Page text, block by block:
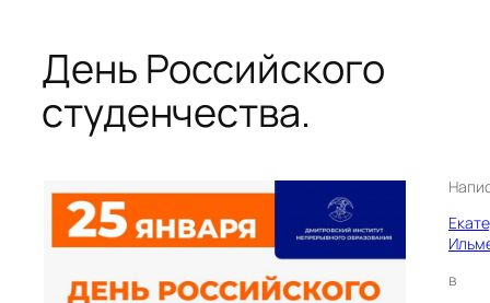
День Российского
студенчества.
в